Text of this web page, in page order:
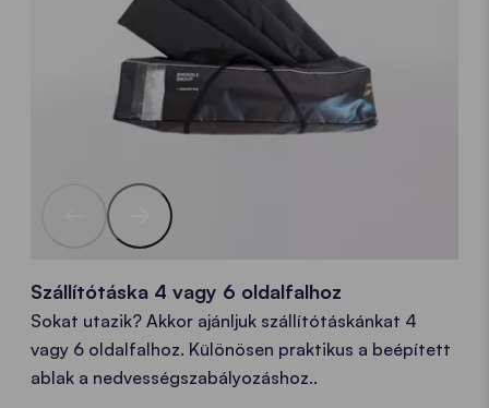
Szállítótáska 4 vagy 6 oldalfalhoz
Sokat utazik? Akkor ajánljuk szállítótáskánkat 4
vagy 6 oldalfalhoz. Különösen praktikus a beépített
ablak a nedvességszabályozáshoz..